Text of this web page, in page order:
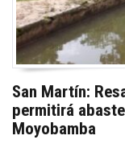
San Martín:
permitirá
Moyobamba